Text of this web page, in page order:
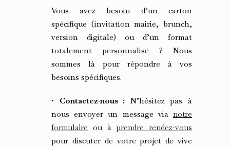
Vous avez besoin d’un carton
spécifique (invitation mairie, brunch,
version digitale) ou d’un format
totalement personnalisé ? Nous
sommes là pour répondre à vos
besoins spécifiques.
• Contactez-nous : N’hésitez pas à
nous envoyer un message via notre
formulaire ou àprendre rendez-vous
pour discuter de votre projet de vive